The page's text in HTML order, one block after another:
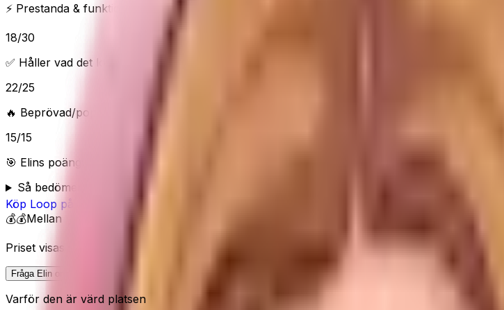
⚡ Prestanda & funktioner
18/30
✅ Håller vad det lovar
22/25
🔥 Beprövad/populär
15/15
🎯 Elins poäng:
Så bedömer Elin
Köp Loop på Amazon
💰💰Mellan
Priset visas inte här eftersom Amazon kan ändra pris och lagerstatus.
Fråga Elin om denna
Varför den är värd platsen